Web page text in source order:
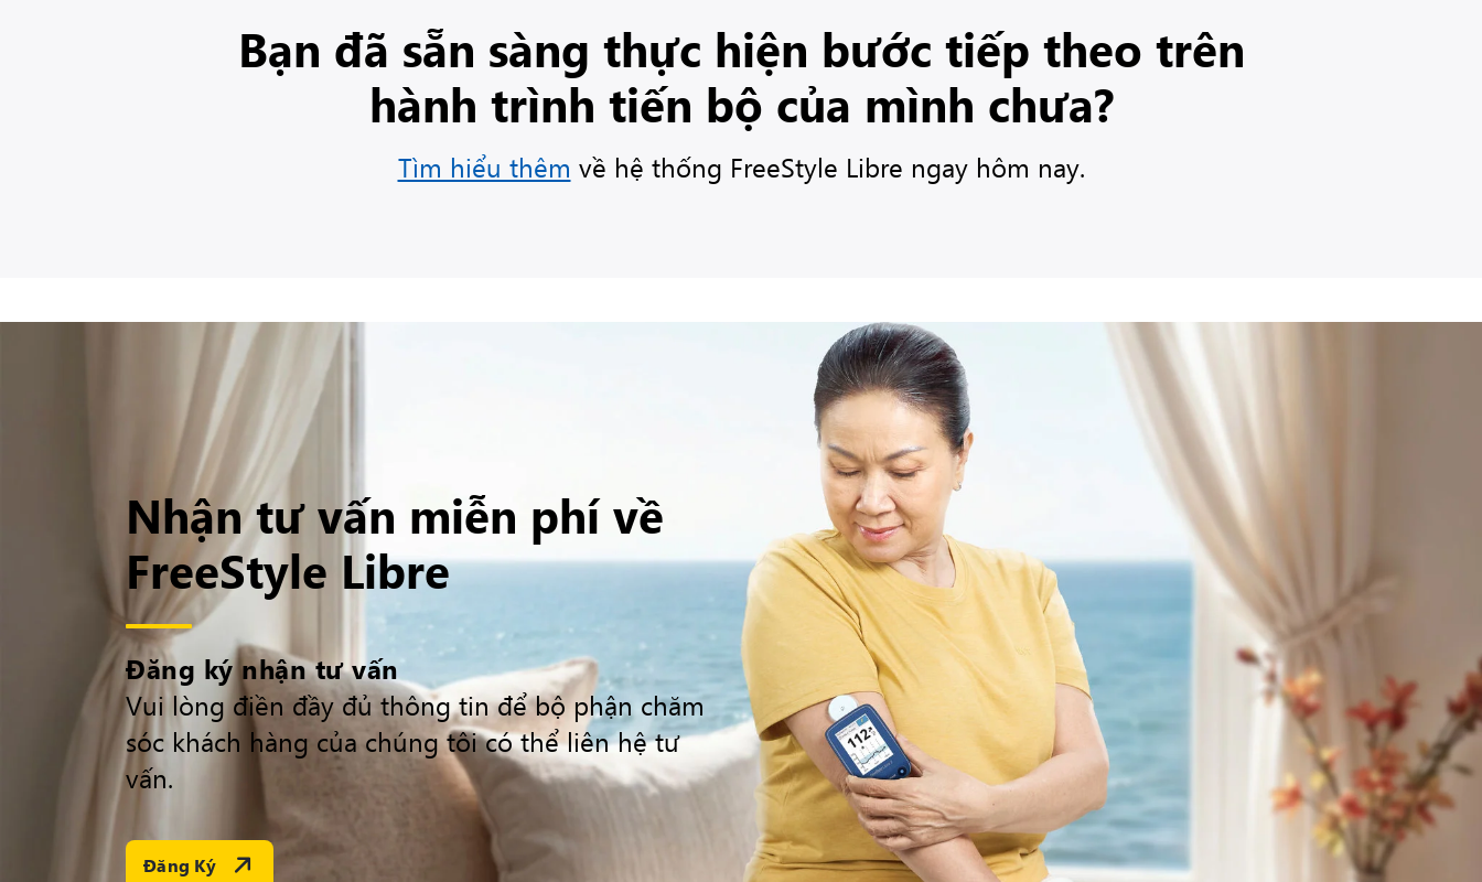
Bạn đã sẵn sàng thực hiện bước tiếp theo trên
hành trình tiến bộ của mình chưa?
Tìm hiểu thêm về hệ thống FreeStyle Libre ngay hôm nay.
Nhận tư vấn miễn phí về
FreeStyle Libre
Đăng ký nhận tư vấn
Vui lòng điền đầy đủ thông tin để bộ phận chăm
sóc khách hàng của chúng tôi có thể liên hệ tư
vấn.
Đăng Ký Open Link In New Tab